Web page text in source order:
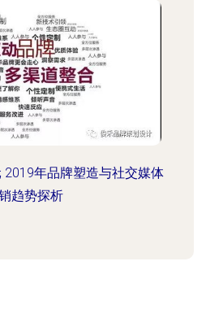
年品牌塑造与社交媒体
趋势探析